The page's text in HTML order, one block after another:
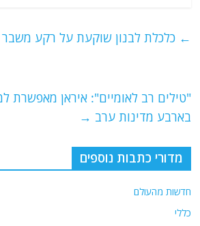
s
p
g
l
er
e
o
← כלכלת לבנון שוקעת על רקע
"טילים רב לאומיים": איראן מאפשרת
בארבע מדינות ערב →
מדורי כתבות נוספים
חדשות מהעולם
כללי